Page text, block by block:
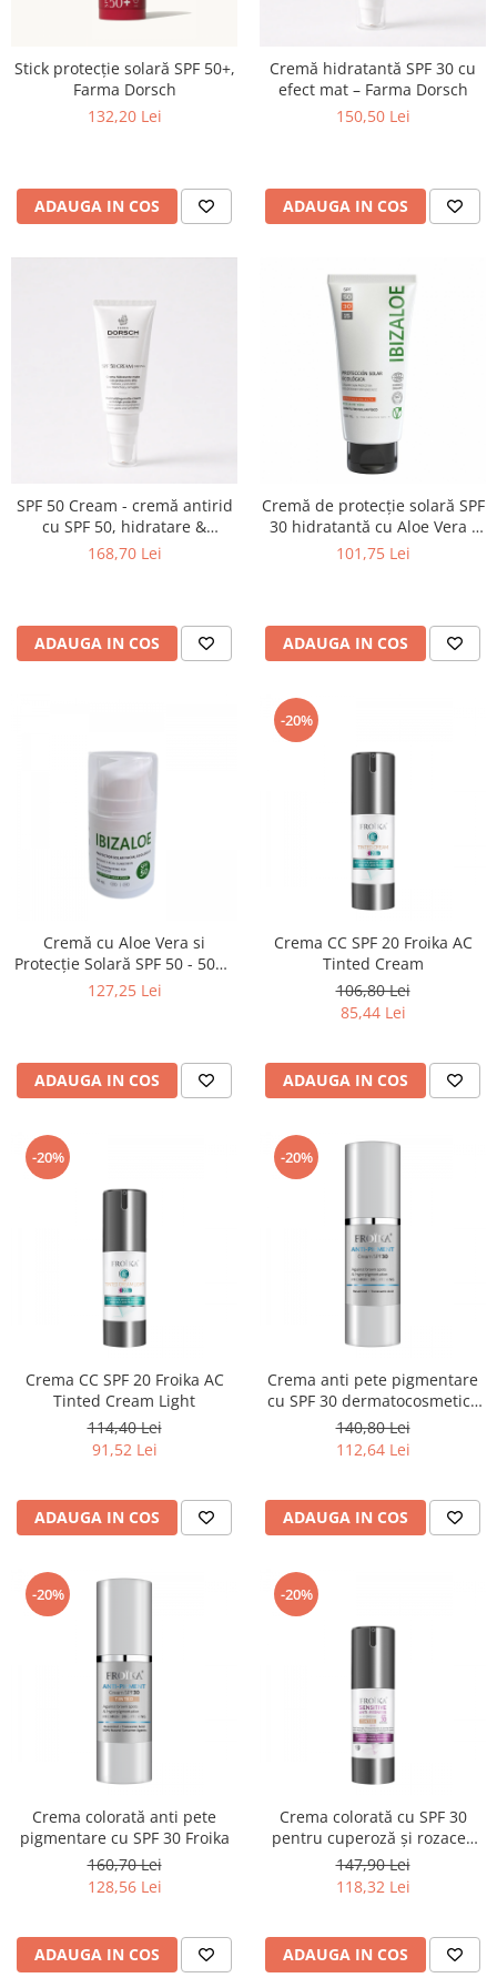
Stick protecție solară SPF 50+,
Farma Dorsch
132,20 Lei
ADAUGA IN COS
Cremă hidratantă SPF 30 cu
efect mat – Farma Dorsch
150,50 Lei
ADAUGA IN COS
SPF 50 Cream - cremă antirid
cu SPF 50, hidratare &
protecție solară 360°
168,70 Lei
ADAUGA IN COS
Cremă de protecție solară SPF
30 hidratantă cu Aloe Vera -
Ibizaloe
101,75 Lei
ADAUGA IN COS
Cremă cu Aloe Vera si
Protecție Solară SPF 50 - 50ml
Ibizaloe
127,25 Lei
ADAUGA IN COS
-20%
Crema CC SPF 20 Froika AC
Tinted Cream
106,80 Lei
85,44 Lei
ADAUGA IN COS
-20%
Crema CC SPF 20 Froika AC
Tinted Cream Light
114,40 Lei
91,52 Lei
ADAUGA IN COS
-20%
Crema anti pete pigmentare
cu SPF 30 dermatocosmetica
Froika
140,80 Lei
112,64 Lei
ADAUGA IN COS
-20%
Crema colorată anti pete
pigmentare cu SPF 30 Froika
160,70 Lei
128,56 Lei
ADAUGA IN COS
-20%
Crema colorată cu SPF 30
pentru cuperoză și rozacee
Froika
147,90 Lei
118,32 Lei
ADAUGA IN COS